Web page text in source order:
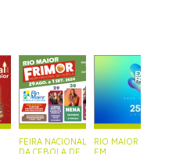
FEIRA NACIONAL
DA CEBOLA DE
RIO MAIOR ESTÁ
EM